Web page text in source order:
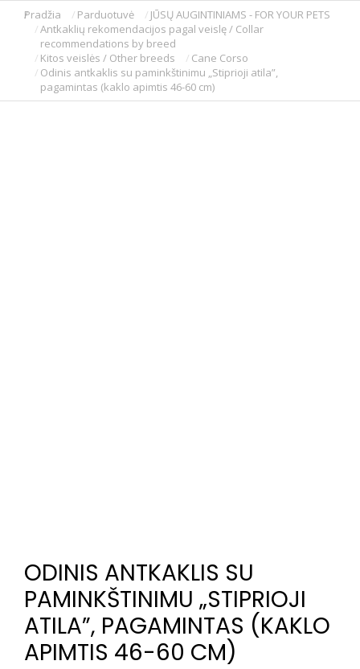
You are here:
Pradžia Parduotuvė
JŪSŲ AUGINTINIAMS - FOR YOUR PETS
Antkaklių rekomendacijos pagal veislę / Collar
recommendations by breed
Kitos veislės / Other breeds
Cane Corso
Odinis antkaklis su paminkštinimu „Stiprioji atila”,
pagamintas (kaklo apimtis 46-60 cm)
ODINIS ANTKAKLIS SU
PAMINKŠTINIMU „STIPRIOJI
ATILA”, PAGAMINTAS (KAKLO
APIMTIS 46-60 CM)